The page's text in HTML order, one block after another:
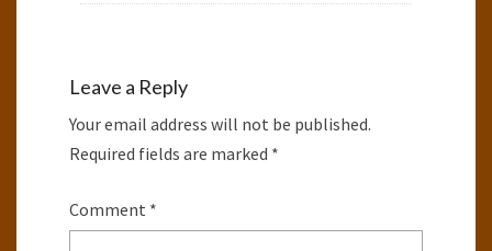
Leave a Reply
Your email address will not be published.
Required fields are marked *
Comment *